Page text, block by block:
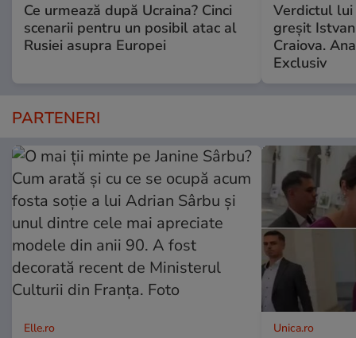
Ce urmează după Ucraina? Cinci
scenarii pentru un posibil atac al
Rusiei asupra Europei
Verdictul lui
greșit
Craiova.
Exclusiv
PARTENERI
Elle.ro Unica.ro